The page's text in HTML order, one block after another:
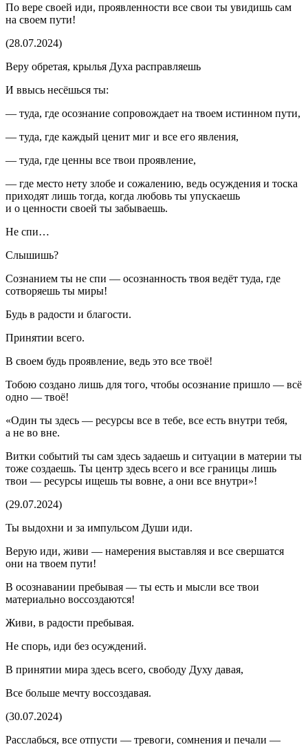
По вере своей иди, проявленности все свои ты увидишь сам
на своем пути!
(28.07.2024)
Веру обретая, крылья Духа расправляешь
И ввысь несёшься ты:
— туда, где осознание сопровождает на твоем истинном пути,
— туда, где каждый ценит миг и все его явления,
— туда, где ценны все твои проявление,
— где место нету злобе и сожалению, ведь осуждения и тоска
приходят лишь тогда, когда любовь ты упускаешь
и о ценности своей ты забываешь.
Не спи…
Слышишь?
Сознанием ты не спи — осознанность твоя ведёт туда, где
сотворяешь ты миры!
Будь в радости и благости.
Принятии всего.
В своем будь проявление, ведь это все твоё!
Тобою создано лишь для того, чтобы осознание пришло — всё
одно — твоё!
«Один ты здесь — ресурсы все в тебе, все есть внутри тебя,
а не во вне.
Витки событий ты сам здесь задаешь и ситуации в материи ты
тоже создаешь. Ты центр здесь всего и все границы лишь
твои — ресурсы ищешь ты вовне, а они все внутри»!
(29.07.2024)
Ты выдохни и за импульсом Души иди.
Верую иди, живи — намерения выставляя и все свершатся
они на твоем пути!
В осознавании пребывая — ты есть и мысли все твои
материально воссоздаются!
Живи, в радости пребывая.
Не спорь, иди без осуждений.
В принятии мира здесь всего, свободу Духу давая,
Все больше мечту воссоздавая.
(30.07.2024)
Расслабься, все отпусти — тревоги, сомнения и печали —